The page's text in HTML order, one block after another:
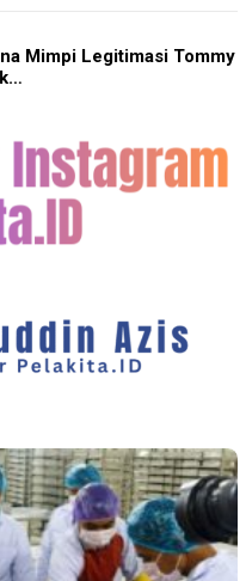
Mimpi Legitimasi Tommy